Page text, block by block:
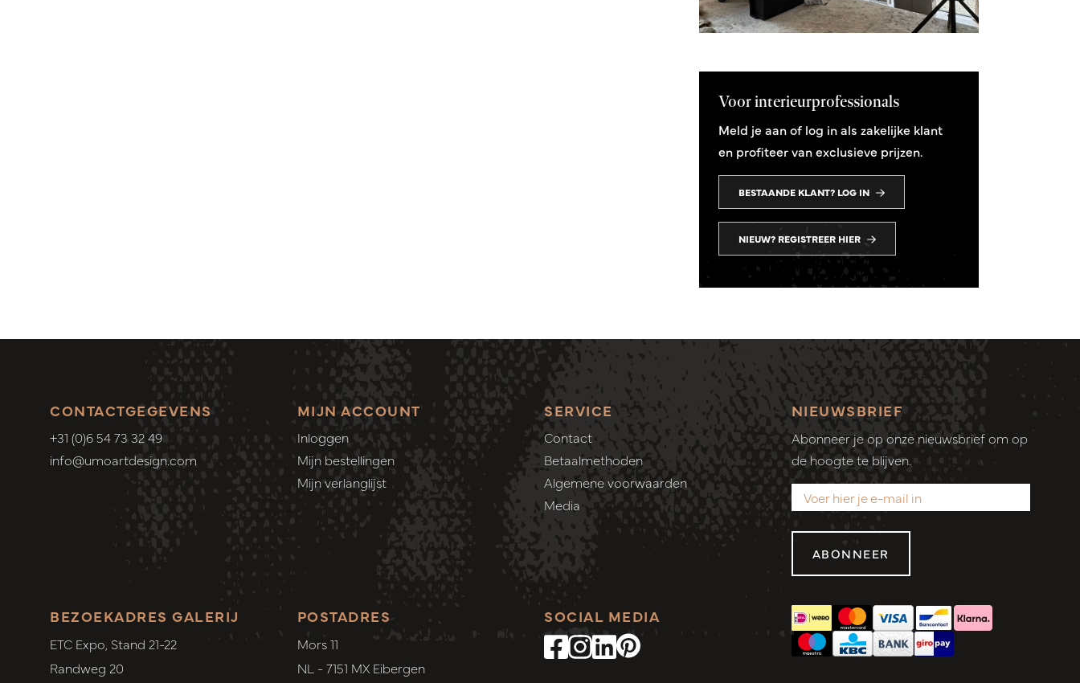
Voor interieurprofessionals
Meld je aan of log in als zakelijke klant
en profiteer van exclusieve prijzen.
BESTAANDE KLANT? LOG IN
NIEUW? REGISTREER HIER
CONTACTGEGEVENS
+31 (0)6 54 73 32 49
info@umoartdesign.com
MIJN ACCOUNT
Inloggen
Mijn bestellingen
Mijn verlanglijst
SERVICE
Contact
Betaalmethoden
Algemene voorwaarden
Media
SOCIAL MEDIA
POSTADRES
Mors 11
NL - 7151 MX Eibergen
BEZOEKADRES GALERIJ
ETC Expo, Stand 21-22
Randweg 20
NIEUWSBRIEF
Abonneer je op onze nieuwsbrief om op
de hoogte te blijven.
ABONNEER